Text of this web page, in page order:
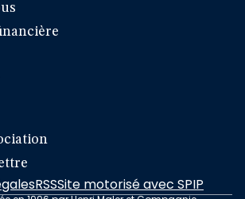
RSSSite motorisé avec SPIP